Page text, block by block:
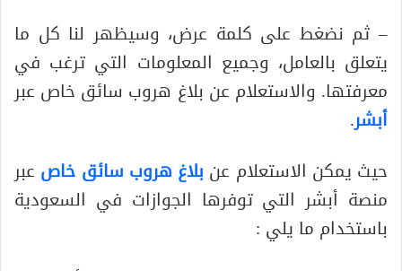
– ثم نضغط على كلمة عرض، وسيظهر لنا كل ما
يتعلق بالعامل، وجميع المعلومات التي ترغب في
معرفتها. والاستعلام عن بلاغ هروب سائق خاص عبر
أبشر.
حيث يمكن الاستعلام عن بلاغ هروب سائق خاص عبر
منصة أبشر التي توفرها الجوازات في السعودية
باستخدام ما يلي :